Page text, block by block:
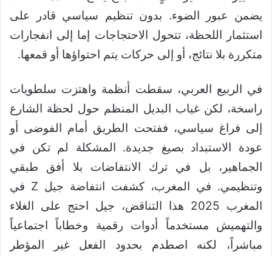
يضمن عبور الضوء. بدون تنظيم سياسي قادر على
استثمار اللحظة، تتحول الاحتجاجات إما إلى انفجارات
متكررة بلا نتائج، أو إلى حركات يتم احتواؤها أو قمعها.
في الربيع العربي، سقطت أنظمة واهتزت سلطويات
راسخة، لكن غياب البديل المنظم حول لحظة الشارع
إلى فراغ سياسي، ففتحت الطريق أمام الفوضى أو
عودة الاستبداد بصيغ جديدة. المشكلة لم تكن في
الجماهير، بل في ترك الانتفاضات بلا أفق طبقي
وتنظيمي. في المغرب، كشفت انتفاضة جيل Z في
المغرب 2025 هذا التناقض، جيل احتج على الغلاء
والتهميش مستخدماً أدوات رقمية وخطاباً اجتماعياً
مباشراً، لكنه اصطدم بحدود الفعل غير المؤطر